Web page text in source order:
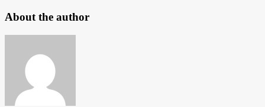
About the author